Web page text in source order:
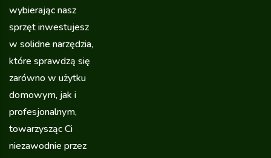
wybierając nasz
sprzęt inwestujesz
w solidne narzędzia,
które sprawdzą się
zarówno w użytku
domowym, jak i
profesjonalnym,
towarzysząc Ci
niezawodnie przez